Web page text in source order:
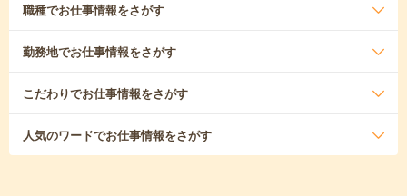
職種でお仕事情報をさがす
勤務地でお仕事情報をさがす
こだわりでお仕事情報をさがす
人気のワードでお仕事情報をさがす